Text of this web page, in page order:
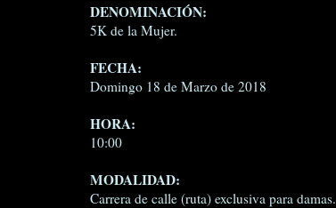
DENOMINACIÓN:
5K de la Mujer.
FECHA:
Domingo 18 de Marzo de 2018
HORA:
10:00
MODALIDAD:
Carrera de calle (ruta) exclusiva para damas.